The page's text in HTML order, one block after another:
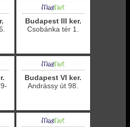
Budapest III ker.
Csobánka tér 1.
Budapest VI ker.
Andrássy út 98.